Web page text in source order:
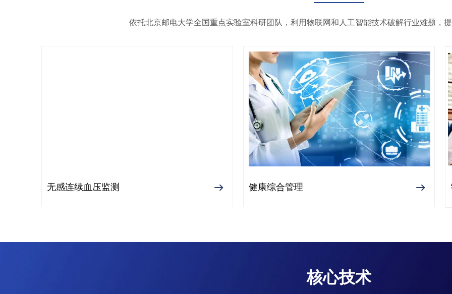
依托北京邮电大学全国重点实验室科研团队，利用物联网和人工智能技术破解行业难题，
无感连续血压监测 ꁹ 健康综合管理 ꁹ
核心技术